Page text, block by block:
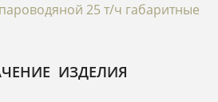
25 т/ч габаритные
ИЗДЕЛИЯ